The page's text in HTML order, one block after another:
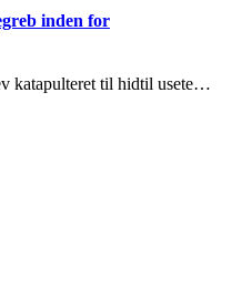
inden for
katapulteret til hidtil usete…